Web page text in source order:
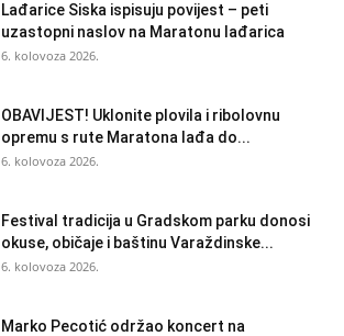
Lađarice Siska ispisuju povijest – peti
uzastopni naslov na Maratonu lađarica
6. kolovoza 2026.
OBAVIJEST! Uklonite plovila i ribolovnu
opremu s rute Maratona lađa do...
6. kolovoza 2026.
Festival tradicija u Gradskom parku donosi
okuse, običaje i baštinu Varaždinske...
6. kolovoza 2026.
Marko Pecotić održao koncert na